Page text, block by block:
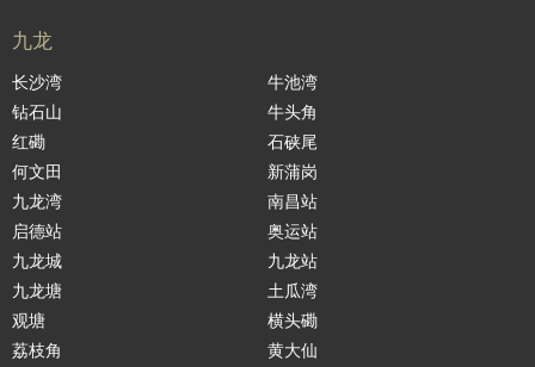
九龙
长沙湾
钻石山
红磡
何文田
九龙湾
启德站
九龙城
九龙塘
观塘
荔枝角
牛池湾
牛头角
石硖尾
新蒲岗
南昌站
奥运站
九龙站
土瓜湾
横头磡
黄大仙